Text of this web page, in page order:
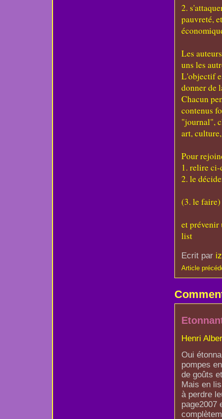
2.
pauvreté,
Les
uns les
L'objectif
donner de
Chacun
contenus
"journal",
art,
Pour
1. relire ci-
2. le
(3. le faire)
et prévenir
list
Ecrit par
Article
Henri
Oui
pompes
de goûts
Mais en
à perdre
page2007